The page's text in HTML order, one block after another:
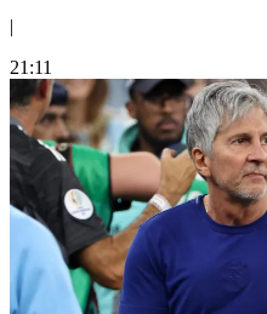
|
21:11